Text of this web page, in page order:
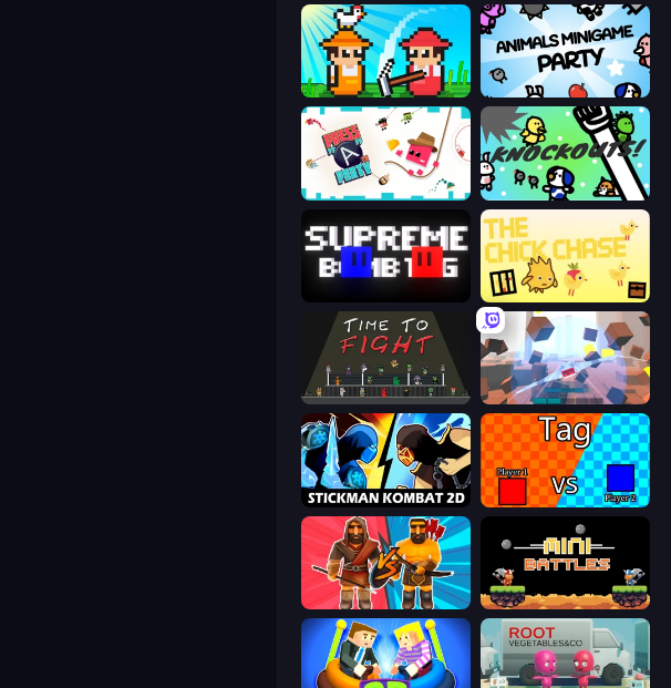
Farmer Challenge Party Animals Minigame Party
Press A to Party KNOCKOUTS!
The Chick Chase
Time to Fight Cubic Rush
Stickman Kombat 2D 2 Player Tag
Medieval Battle 2P 12 MiniBattles